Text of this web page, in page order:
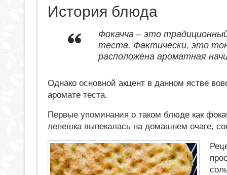
История блюда
Фокачча – это
теста. Фактически, это
расположена ароматная
Однако основной акцент в данном ястве
аромате теста.
Первые упоминания о таком блюде как
лепешка выпекалась на домашнем очаге,